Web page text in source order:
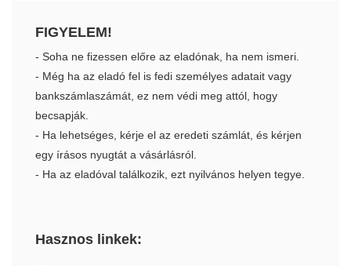
FIGYELEM!
- Soha ne fizessen előre az eladónak, ha nem ismeri.
- Még ha az eladó fel is fedi személyes adatait vagy
bankszámlaszámát, ez nem védi meg attól, hogy
becsapják.
- Ha lehetséges, kérje el az eredeti számlát, és kérjen
egy írásos nyugtát a vásárlásról.
- Ha az eladóval találkozik, ezt nyilvános helyen tegye.
Hasznos linkek: